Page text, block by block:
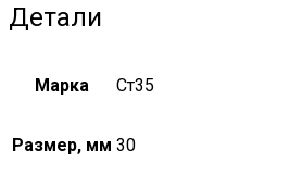
Детали
Марка Ст35
Размер, мм 30